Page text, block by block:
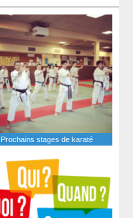
Prochains stages de karaté